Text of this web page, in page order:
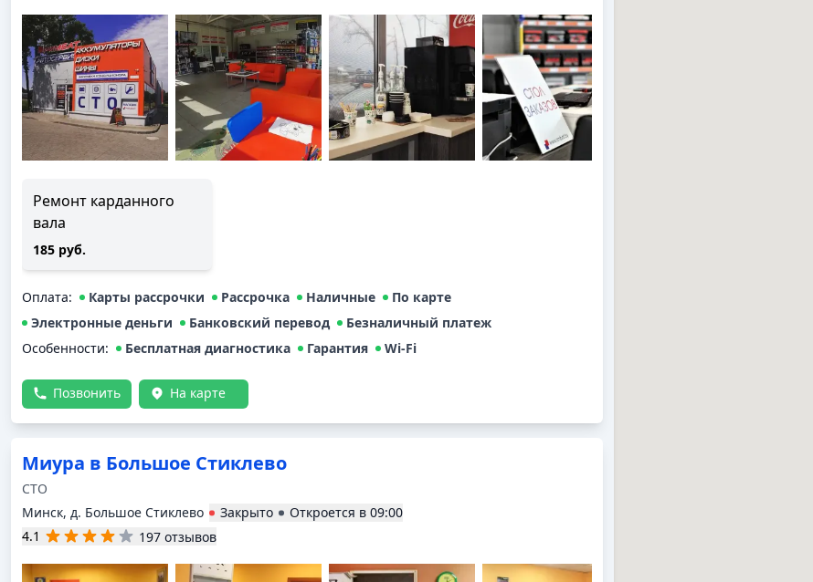
Ремонт карданного
вала
185 руб.
Оплата: Карты рассрочки Рассрочка Наличные
По карте
Электронные деньги
Банковский перевод
Безналичный платеж
Особенности:
Бесплатная диагностика Гарантия Wi-Fi
Позвонить На карте
Миура в Большое Стиклево
СТО
Минск, д. Большое Стиклево
Закрыто Откроется в 09:00
4.1
197 отзывов